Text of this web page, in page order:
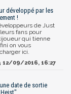
développé par les
!
de Just
fans pour
qui tienne
on vous
ici.
12/09/2016, 16:27
date de sortie